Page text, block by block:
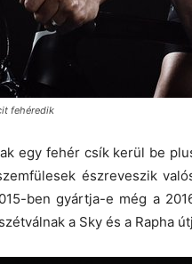
fehéredik
egy fehér csík kerül be
észreveszik
ben gyártja-e még a
a Sky és a Rapha